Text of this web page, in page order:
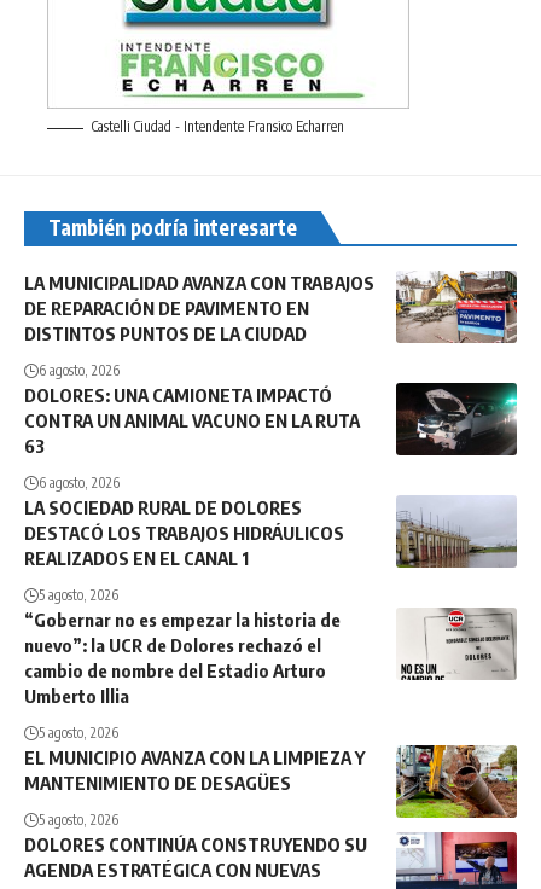
Castelli Ciudad - Intendente Fransico Echarren
También podría interesarte
LA MUNICIPALIDAD AVANZA CON TRABAJOS
DE REPARACIÓN DE PAVIMENTO EN
DISTINTOS PUNTOS DE LA CIUDAD
6 agosto, 2026
DOLORES: UNA CAMIONETA IMPACTÓ
CONTRA UN ANIMAL VACUNO EN LA RUTA
63
6 agosto, 2026
LA SOCIEDAD RURAL DE DOLORES
DESTACÓ LOS TRABAJOS HIDRÁULICOS
REALIZADOS EN EL CANAL 1
5 agosto, 2026
“Gobernar no es empezar la historia de
nuevo”: la UCR de Dolores rechazó el
cambio de nombre del Estadio Arturo
Umberto Illia
5 agosto, 2026
EL MUNICIPIO AVANZA CON LA LIMPIEZA Y
MANTENIMIENTO DE DESAGÜES
5 agosto, 2026
DOLORES CONTINÚA CONSTRUYENDO SU
AGENDA ESTRATÉGICA CON NUEVAS